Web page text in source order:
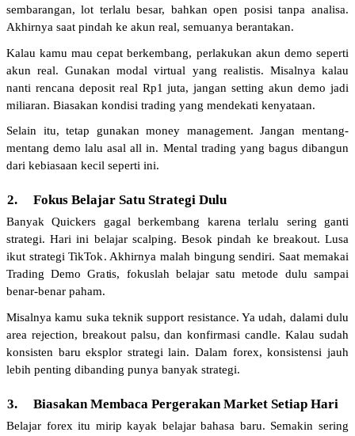
sembarangan, lot terlalu besar, bahkan open posisi tanpa analisa.
Akhirnya saat pindah ke akun real, semuanya berantakan.
Kalau kamu mau cepat berkembang, perlakukan akun demo seperti
akun real. Gunakan modal virtual yang realistis. Misalnya kalau
nanti rencana deposit real Rp1 juta, jangan setting akun demo jadi
miliaran. Biasakan kondisi trading yang mendekati kenyataan.
Selain itu, tetap gunakan money management. Jangan mentang-
mentang demo lalu asal all in. Mental trading yang bagus dibangun
dari kebiasaan kecil seperti ini.
2. Fokus Belajar Satu Strategi Dulu
Banyak Quickers gagal berkembang karena terlalu sering ganti
strategi. Hari ini belajar scalping. Besok pindah ke breakout. Lusa
ikut strategi TikTok. Akhirnya malah bingung sendiri. Saat memakai
Trading Demo Gratis, fokuslah belajar satu metode dulu sampai
benar-benar paham.
Misalnya kamu suka teknik support resistance. Ya udah, dalami dulu
area rejection, breakout palsu, dan konfirmasi candle. Kalau sudah
konsisten baru eksplor strategi lain. Dalam forex, konsistensi jauh
lebih penting dibanding punya banyak strategi.
3. Biasakan Membaca Pergerakan Market Setiap Hari
Belajar forex itu mirip kayak belajar bahasa baru. Semakin sering